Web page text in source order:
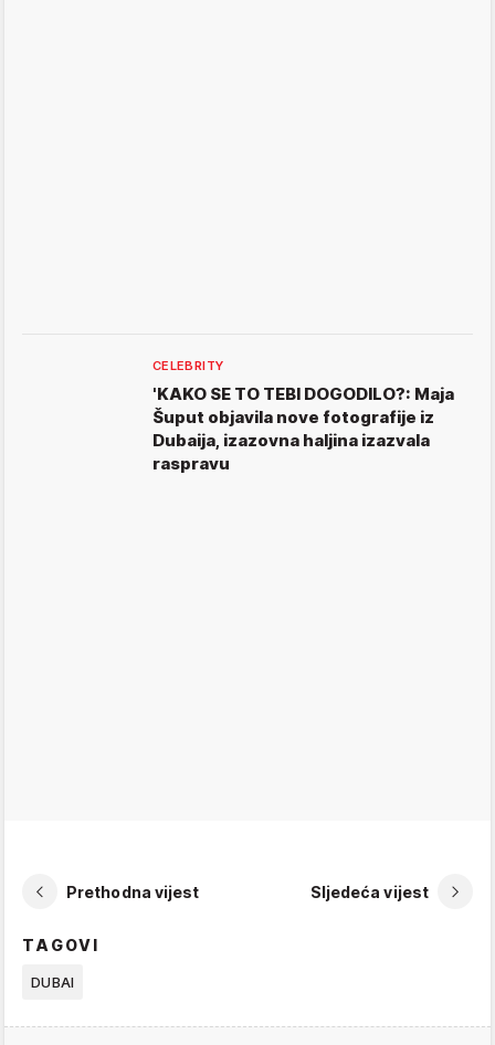
CELEBRITY
'KAKO SE TO TEBI DOGODILO?: Maja
Šuput objavila nove fotografije iz
Dubaija, izazovna haljina izazvala
raspravu
Prethodna vijest Sljedeća vijest
TAGOVI
DUBAI